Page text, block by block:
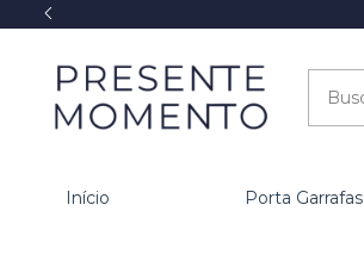
Início Porta Garrafas